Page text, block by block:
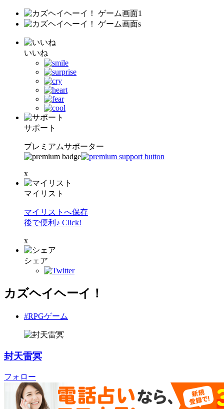
いいね
サポート
プレミアムサポーター
x
マイリスト
マイリストへ保存
後で便利♪ Click!
x
シェア
カズヘイヘーイ！
#RPGゲーム
封天雷冥
フォロー